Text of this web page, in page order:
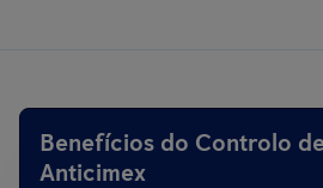
Benefícios do Controlo
Anticimex